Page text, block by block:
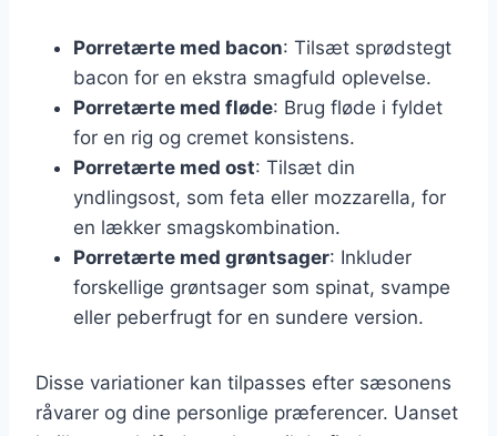
Porretærte med bacon: Tilsæt sprødstegt
bacon for en ekstra smagfuld oplevelse.
Porretærte med fløde: Brug fløde i fyldet
for en rig og cremet konsistens.
Porretærte med ost: Tilsæt din
yndlingsost, som feta eller mozzarella, for
en lækker smagskombination.
Porretærte med grøntsager: Inkluder
forskellige grøntsager som spinat, svampe
eller peberfrugt for en sundere version.
Disse variationer kan tilpasses efter sæsonens
råvarer og dine personlige præferencer. Uanset